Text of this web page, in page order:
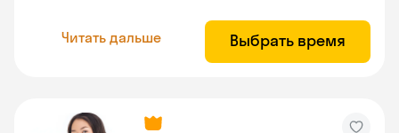
Читать дальше Выбрать время